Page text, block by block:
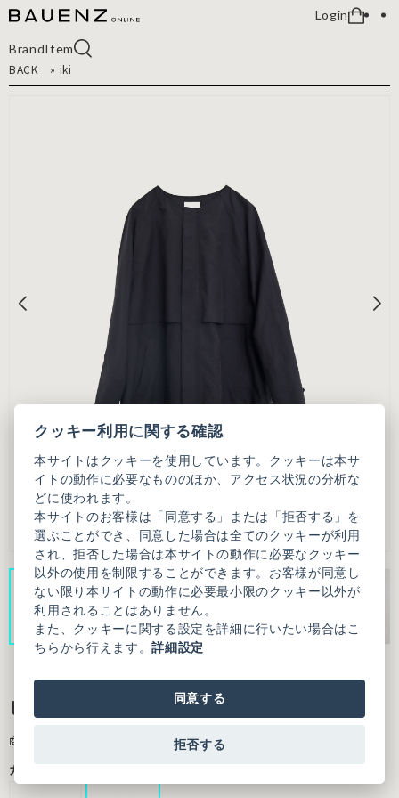
Login
BrandItem
BACK
» iki
ピーチスキンタフタ ショート コート
商品番号：3101CO001252F20
カラー
クッキー利用に関する確認
本サイトはクッキーを使用しています。クッキーは本サ
イトの動作に必要なもののほか、アクセス状況の分析な
どに使われます。
本サイトのお客様は「同意する」または「拒否する」を
選ぶことができ、同意した場合は全てのクッキーが利用
され、拒否した場合は本サイトの動作に必要なクッキー
以外の使用を制限することができます。お客様が同意し
ない限り本サイトの動作に必要最小限のクッキー以外が
利用されることはありません。
また、クッキーに関する設定を詳細に行いたい場合はこ
ちらから行えます。詳細設定
同意する
拒否する